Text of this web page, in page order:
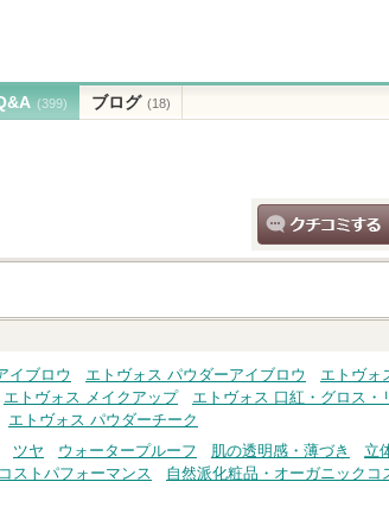
(399) ブログ (18)
クチコミす
イブロウ エトヴォス パウダーアイブロウ エトヴォ
エトヴォス メイクアップ エトヴォス 口紅・グロス・
エトヴォス パウダーチーク
ツヤ ウォータープルーフ 肌の透明感・薄づき 立
コストパフォーマンス 自然派化粧品・オーガニックコ